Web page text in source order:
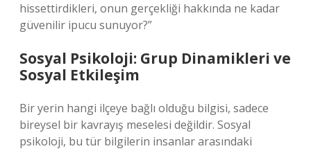
hissettirdikleri, onun gerçekliği hakkında ne kadar
güvenilir ipucu sunuyor?”
Sosyal Psikoloji: Grup Dinamikleri ve
Sosyal Etkileşim
Bir yerin hangi ilçeye bağlı olduğu bilgisi, sadece
bireysel bir kavrayış meselesi değildir. Sosyal
psikoloji, bu tür bilgilerin insanlar arasındaki